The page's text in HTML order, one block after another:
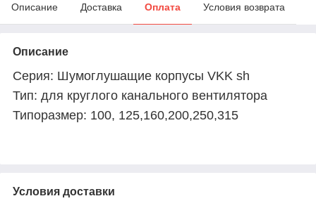
Описание Доставка Оплата Условия возврата
Описание
Серия: Шумоглушащие корпусы VKK sh
Тип: для круглого канального вентилятора
Типоразмер: 100, 125,160,200,250,315
Условия доставки